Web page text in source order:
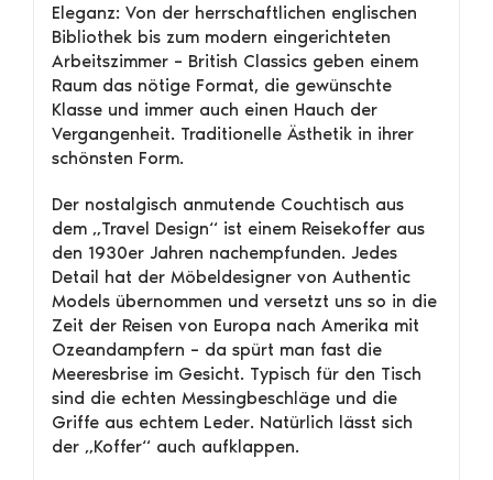
Eleganz: Von der herrschaftlichen englischen
Bibliothek bis zum modern eingerichteten
Arbeitszimmer – British Classics geben einem
Raum das nötige Format, die gewünschte
Klasse und immer auch einen Hauch der
Vergangenheit. Traditionelle Ästhetik in ihrer
schönsten Form.
Der nostalgisch anmutende Couchtisch aus
dem „Travel Design“ ist einem Reisekoffer aus
den 1930er Jahren nachempfunden. Jedes
Detail hat der Möbeldesigner von Authentic
Models übernommen und versetzt uns so in die
Zeit der Reisen von Europa nach Amerika mit
Ozeandampfern – da spürt man fast die
Meeresbrise im Gesicht. Typisch für den Tisch
sind die echten Messingbeschläge und die
Griffe aus echtem Leder. Natürlich lässt sich
der „Koffer“ auch aufklappen.